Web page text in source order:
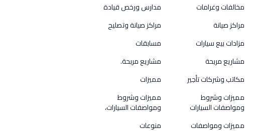
مخالفات وغرامات
مدارس ورخص قيادة
مراكز صيانة
مراكز صيانة وتصليح
مزادات بيع سيارات
مسابقات
مشاريع مربحة
مشاريع مربحة.
مكاتب وشركات تأجير
مميزات
مميزات وشروط
ومواصفات السيارات
مميزات وشروط
ومواصفات السيارات،
مميزات ومواصفات
منوعات